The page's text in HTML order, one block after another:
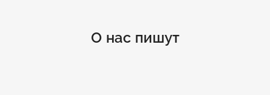
О нас пишут